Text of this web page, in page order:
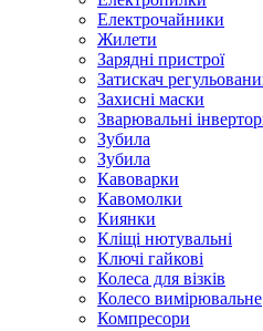
Електрочайники
Жилети
Зарядні пристрої
Затискач
Захисні маски
Зварювальні
Зубила
Зубила
Кавоварки
Кавомолки
Киянки
Кліщі нютувальні
Ключі гайкові
Колеса для візків
Колесо вимірювальне
Компресори